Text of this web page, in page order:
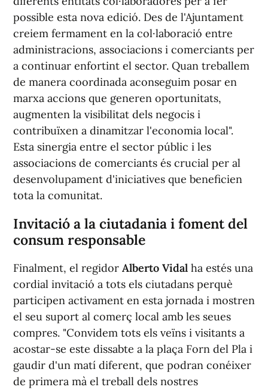
possible esta nova edició. Des de l'Ajuntament
creiem fermament en la col·laboració entre
administracions, associacions i comerciants per
a continuar enfortint el sector. Quan treballem
de manera coordinada aconseguim posar en
marxa accions que generen oportunitats,
augmenten la visibilitat dels negocis i
contribuïxen a dinamitzar l'economia local".
Esta sinergia entre el sector públic i les
associacions de comerciants és crucial per al
desenvolupament d'iniciatives que beneficien
tota la comunitat.
Invitació a la ciutadania i foment del
consum responsable
Finalment, el regidor Alberto Vidal ha estés una
cordial invitació a tots els ciutadans perquè
participen activament en esta jornada i mostren
el seu suport al comerç local amb les seues
compres. "Convidem tots els veïns i visitants a
acostar-se este dissabte a la plaça Forn del Pla i
gaudir d'un matí diferent, que podran conéixer
de primera mà el treball dels nostres